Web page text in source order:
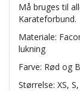
Må bruges til
Karateforbund.
Materiale:
lukning
Farve: Rød og
Størrelse: XS, S,